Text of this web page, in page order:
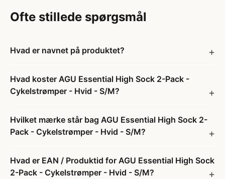
Ofte stillede spørgsmål
Hvad er navnet på produktet?
Hvad koster AGU Essential High Sock 2-Pack -
Cykelstrømper - Hvid - S/M?
Hvilket mærke står bag AGU Essential High Sock 2-
Pack - Cykelstrømper - Hvid - S/M?
Hvad er EAN / Produktid for AGU Essential High Sock
2-Pack - Cykelstrømper - Hvid - S/M?